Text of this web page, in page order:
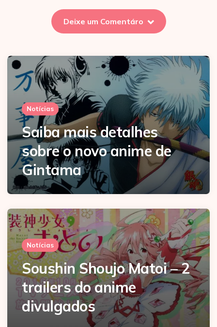
Deixe um Comentáro
Notícias
Saiba mais detalhes
sobre o novo anime de
Gintama
Notícias
Soushin Shoujo Matoi – 2
trailers do anime
divulgados